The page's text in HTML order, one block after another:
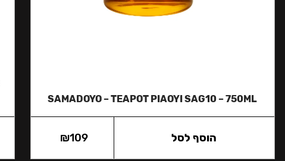
SAMADOYO – TEAPOT PIAOYI SAG10 – 750ML
₪109 הוסף לסל